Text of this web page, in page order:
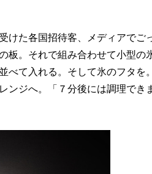
けた各国招待客、メディアでご
板。それで組み合わせて小型の
べて入れる。そして氷のフタを
ンジへ。「７分後には調理でき